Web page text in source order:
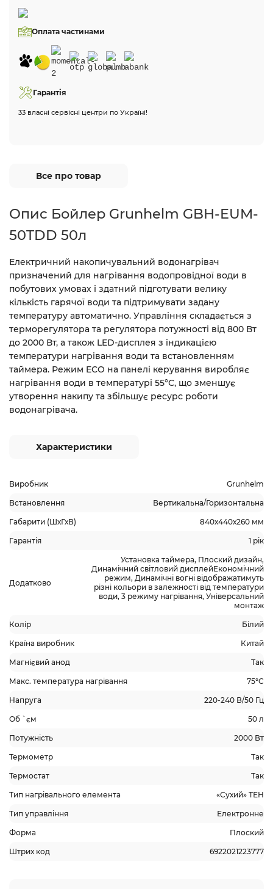
Оплата частинами
Гарантія
33 власні сервісні центри по Україні!
Все про товар
Опис Бойлер Grunhelm GBH-EUM-
50TDD 50л
Електричний накопичувальний водонагрівач
призначений для нагрівання водопровідної води в
побутових умовах і здатний підготувати велику
кількість гарячої води та підтримувати задану
температуру автоматично. Управління складається з
терморегулятора та регулятора потужності від 800 Вт
до 2000 Вт, а також LED-дисплея з індикацією
температури нагрівання води та встановленням
таймера. Режим ECO на панелі керування виробляє
нагрівання води в температурі 55°С, що зменшує
утворення накипу та збільшує ресурс роботи
водонагрівача.
Характеристики
Виробник Grunhelm
Встановлення Вертикальна/Горизонтальна
Габарити (ШхГхВ) 840х440х260 мм
Гарантія 1 рік
Додатково
Установка таймера, Плоский дизайн,
Динамічний світловий дисплейЕкономічний
режим, Динамічні вогні відображатимуть
різні кольори в залежності від температури
води, 3 режиму нагрівання, Універсальний
монтаж
Колір Білий
Країна виробник Китай
Магнієвий анод Так
Макс. температура нагрівання 75°С
Напруга 220-240 В/50 Гц
Об `єм 50 л
Потужність 2000 Вт
Термометр Так
Термостат Так
Тип нагрівального елемента «Сухий» ТЕН
Тип управління Електронне
Форма Плоский
Штрих код 6922021223777